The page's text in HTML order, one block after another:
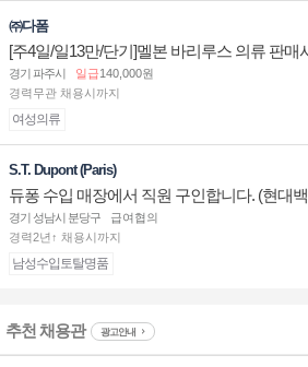
㈜다폼
[주4일/일13만/단기]멜본 바리루스 의류 판매
경기 파주시 일급140,000원
경력무관 채용시까지
여성의류
S.T. Dupont (Paris)
듀퐁 수입 매장에서 직원 구인합니다. (현대
경기 성남시 분당구
급여협의
경력2년↑ 채용시까지
남성수입토탈명품
추천 채용관 광고안내